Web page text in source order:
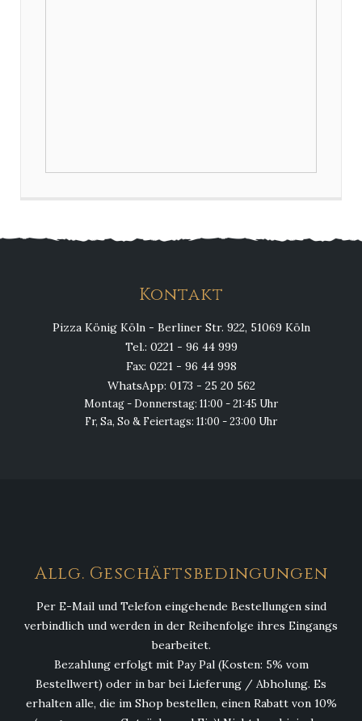
Kontakt
Pizza König Köln - Berliner Str. 922, 51069 Köln
Tel.: 0221 - 96 44 999
Fax: 0221 - 96 44 998
WhatsApp: 0173 - 25 20 562
Montag - Donnerstag: 11:00 - 21:45 Uhr
Fr, Sa, So & Feiertags: 11:00 - 23:00 Uhr
Allg. Geschäftsbedingungen
Per E-Mail und Telefon eingehende Bestellungen sind
verbindlich und werden in der Reihenfolge ihres Eingangs
bearbeitet.
Bezahlung erfolgt mit Pay Pal (Kosten: 5% vom
Bestellwert) oder in bar bei Lieferung / Abholung. Es
erhalten alle, die im Shop bestellen, einen Rabatt von 10%